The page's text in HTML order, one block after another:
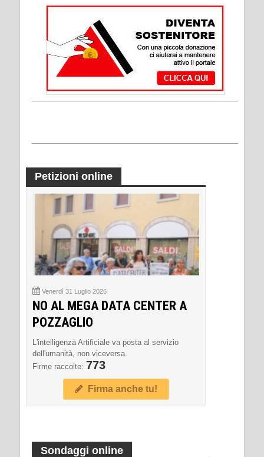
Petizioni online
Venerdì 31 Luglio 2026
NO AL MEGA DATA CENTER A
POZZAGLIO
L'intelligenza Artificiale va posta al servizio
dell'umanità, non viceversa.
Firme raccolte: 773
Firma anche tu!
Sondaggi online